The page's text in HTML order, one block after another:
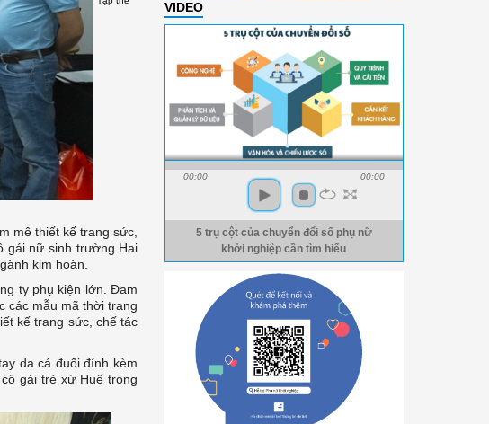
mê thiết kế trang sức,
gái nữ sinh trường Hai
kim hoàn.
ty phụ kiện lớn. Đam
các mẫu mã thời trang
kế trang sức, chế tác
da cá đuối đính kèm
gái trẻ xứ Huế trong
VIDEO
00:00 00:00
5 trụ cột của chuyển đổi số phụ nữ
khởi nghiệp cần tìm hiểu